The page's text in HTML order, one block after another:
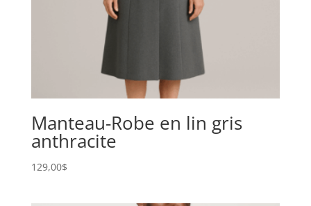
Manteau-Robe en lin gris
anthracite
129,00$